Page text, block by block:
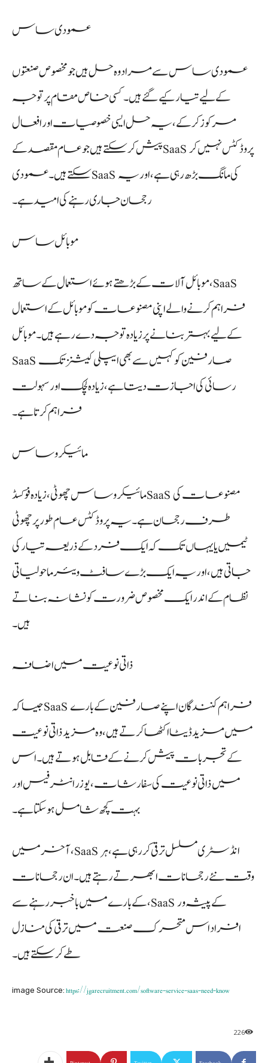
عمودی ساس
عمودی ساس سے مراد وہ حل ہیں جو مخصوص صنعتوں
کے لیے تیار کیے گئے ہیں۔ کسی خاص مقام پر توجہ
مرکوز کرکے، یہ حل ایسی خصوصیات اور افعال
پیش کر سکتے ہیں جو عام مقصد کے SaaS پروڈکٹس نہیں کر
سکتے ہیں۔ عمودی SaaS کی مانگ بڑھ رہی ہے، اور یہ
رجحان جاری رہنے کی امید ہے۔
موبائل ساس
موبائل آلات کے بڑھتے ہوئے استعمال کے ساتھ، SaaS
فراہم کرنے والے اپنی مصنوعات کو موبائل کے استعمال
کے لیے بہتر بنانے پر زیادہ توجہ دے رہے ہیں۔ موبائل
SaaS صارفین کو کہیں سے بھی ایپلی کیشنز تک
رسائی کی اجازت دیتا ہے، زیادہ لچک اور سہولت
فراہم کرتا ہے۔
مائیکرو ساس
مائیکرو ساس چھوٹی، زیادہ فوکسڈ SaaS مصنوعات کی
طرف رجحان ہے۔ یہ پروڈکٹس عام طور پر چھوٹی
ٹیمیں یا یہاں تک کہ ایک فرد کے ذریعہ تیار کی
جاتی ہیں، اور یہ ایک بڑے سافٹ ویئر ماحولیاتی
نظام کے اندر ایک مخصوص ضرورت کو نشانہ بناتے
ہیں۔
ذاتی نوعیت میں اضافہ
جیسا کہ SaaS فراہم کنندگان اپنے صارفین کے بارے
میں مزید ڈیٹا اکٹھا کرتے ہیں، وہ مزید ذاتی نوعیت
کے تجربات پیش کرنے کے قابل ہوتے ہیں۔ اس
میں ذاتی نوعیت کی سفارشات، یوزر انٹرفیس اور
بہت کچھ شامل ہو سکتا ہے۔
آخر میں، SaaS انڈسٹری مسلسل ترقی کر رہی ہے، ہر
وقت نئے رجحانات ابھرتے رہتے ہیں۔ ان رجحانات
کے بارے میں باخبر رہنے سے، SaaS کے پیشہ ور
افراد اس متحرک صنعت میں ترقی کی منازل
طے کر سکتے ہیں۔
image Source: https://jgarecruitment.com/software-service-saas-need-know
226